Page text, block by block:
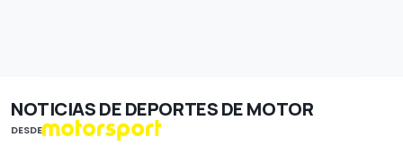
NOTICIAS DE DEPORTES DE MOTOR
DESDE